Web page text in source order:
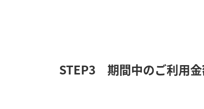
STEP3 期間中のご利用金